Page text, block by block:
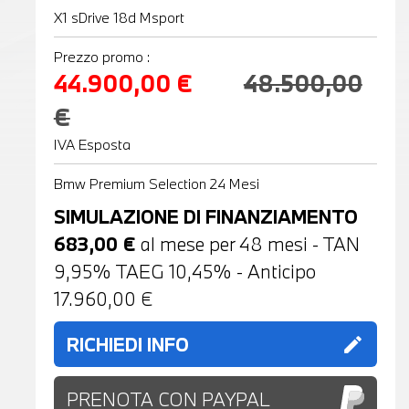
X1 sDrive 18d Msport
Prezzo promo :
44.900,00 €
48.500,00
€
IVA Esposta
Bmw Premium Selection 24 Mesi
SIMULAZIONE DI FINANZIAMENTO
683,00 € al mese per48 mesi - TAN
9,95% TAEG 10,45% - Anticipo
17.960,00 €
RICHIEDI INFO
edit
PRENOTA CON PAYPAL